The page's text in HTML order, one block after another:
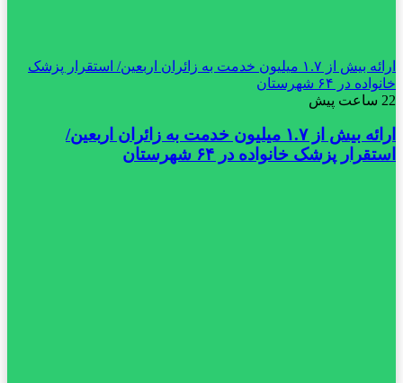
ارائه بیش از ۱.۷ میلیون خدمت به زائران اربعین/ استقرار پزشک
خانواده در ۶۴ شهرستان
22 ساعت پیش
ارائه بیش از ۱.۷ میلیون خدمت به زائران اربعین/
استقرار پزشک خانواده در ۶۴ شهرستان